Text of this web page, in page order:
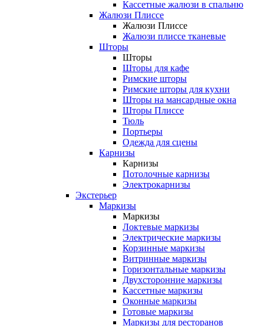
Кассетные жалюзи в спальню
Жалюзи Плиссе
Жалюзи Плиссе
Жалюзи плиссе тканевые
Шторы
Шторы
Шторы для кафе
Римские шторы
Римские шторы для кухни
Шторы на мансардные окна
Шторы Плиссе
Тюль
Портьеры
Одежда для сцены
Карнизы
Карнизы
Потолочные карнизы
Электрокарнизы
Экстерьер
Маркизы
Маркизы
Локтевые маркизы
Электрические маркизы
Корзинные маркизы
Витринные маркизы
Горизонтальные маркизы
Двухсторонние маркизы
Кассетные маркизы
Оконные маркизы
Готовые маркизы
Маркизы для ресторанов